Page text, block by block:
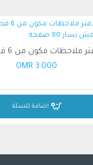
3.000 OMR
اضافة للسلة